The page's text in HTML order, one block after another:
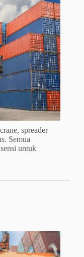
spreader
Semua
untuk